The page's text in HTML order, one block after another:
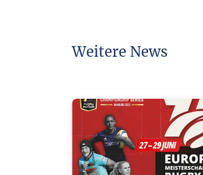
Weitere News